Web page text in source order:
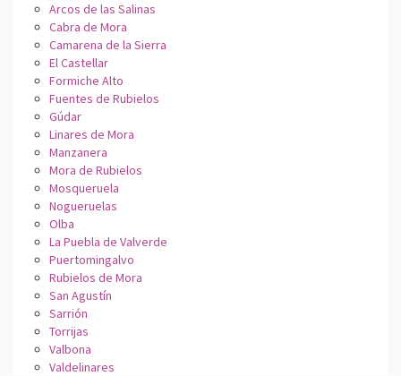
Arcos de las Salinas
Cabra de Mora
Camarena de la Sierra
El Castellar
Formiche Alto
Fuentes de Rubielos
Gúdar
Linares de Mora
Manzanera
Mora de Rubielos
Mosqueruela
Nogueruelas
Olba
La Puebla de Valverde
Puertomingalvo
Rubielos de Mora
San Agustín
Sarrión
Torrijas
Valbona
Valdelinares